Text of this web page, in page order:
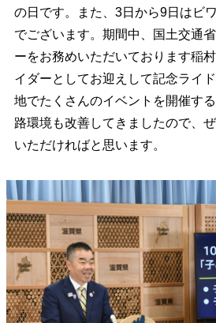
の日です。また、3日から9日はビ
でございます。期間中、国土交通
ーをお務めいただいております稲
イダーとしてお迎えして記念ライ
地でたくさんのイベントを開催す
路環境も改善してきましたので、
いただければと思います。